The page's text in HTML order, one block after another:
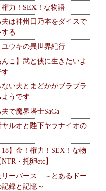
力！SEX！な物語
夫は神州日乃本をダイスで
る
ユウキの異世界紀行
んこ】武と侠に生きたいよ
す
い夫とまどかがブラブラ
うです
で魔界塔士SaGa
ヤルオと陛下ヤラナイオの
18】金！権力！SEX！な物
・托卵etc】
リーバース ～とあるドー
記録と記憶～